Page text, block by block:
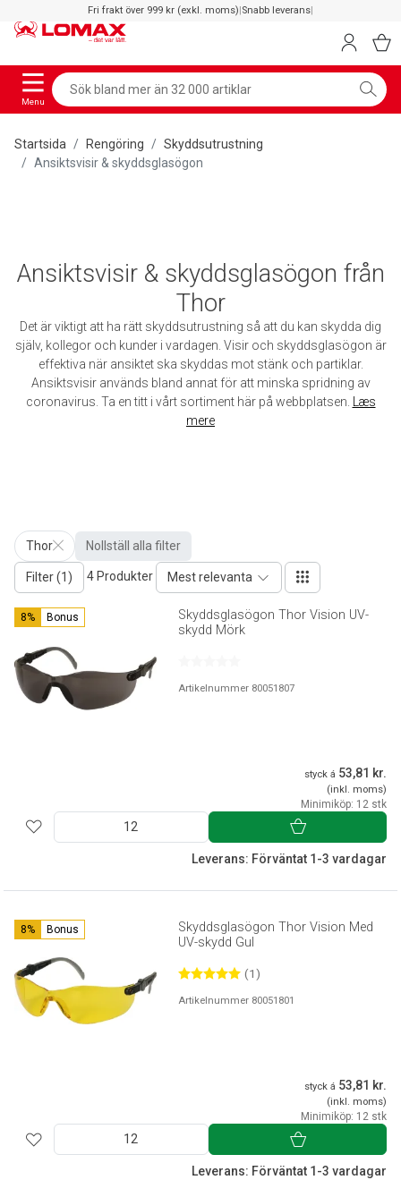
Fri frakt över 999 kr (exkl. moms)|Snabb leverans|
Menu
Startsida Rengöring
Skyddsutrustning
Ansiktsvisir & skyddsglasögon
Ansiktsvisir & skyddsglasögon från
Thor
Det är viktigt att ha rätt skyddsutrustning så att du kan skydda dig
själv, kollegor och kunder i vardagen. Visir och skyddsglasögon är
effektiva när ansiktet ska skyddas mot stänk och partiklar.
Ansiktsvisir används bland annat för att minska spridning av
coronavirus. Ta en titt i vårt sortiment här på webbplatsen.
Læs
mere
Thor Nollställ alla filter
Filter (1) 4 Produkter Mest relevanta
8% Bonus
Skyddsglasögon Thor Vision UV-
skydd Mörk
Artikelnummer 80051807
styck á 53,81 kr.
(inkl. moms)
Minimiköp: 12 stk
Leverans: Förväntat 1-3 vardagar
8% Bonus
Skyddsglasögon Thor Vision Med
UV-skydd Gul
(1)
Artikelnummer 80051801
styck á 53,81 kr.
(inkl. moms)
Minimiköp: 12 stk
Leverans: Förväntat 1-3 vardagar